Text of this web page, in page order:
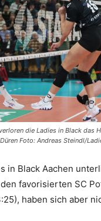
die Ladies in Black das
Foto: Andreas Steindl/
in Black Aachen
favorisierten SC
haben sich aber